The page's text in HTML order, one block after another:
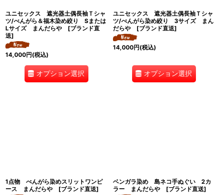
ユニセックス 遮光器土偶長袖Ｔシャ
ツ/べんがら＆福木染め絞り Sまたは
Lサイズ まんだらや [ブランド直
送]
14,000円(税込)
オプション選択
ユニセックス 遮光器土偶長袖Ｔシャ
ツ/べんがら染め絞り 3サイズ まん
だらや [ブランド直送]
14,000円(税込)
オプション選択
1点物 べんがら染めスリットワンピ
ース まんだらや [ブランド直送]
ベンガラ染め 島ネコ手ぬぐい 2カ
ラー まんだらや [ブランド直送]